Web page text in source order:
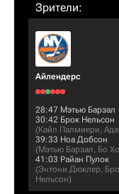
Зрители:
Айлендерс
28:47 Мэтью Барзал
30:42 Брок Нельсон
(Кайл Палмиери,
39:33 Ноа Добсон
(Мэтью Барзал, Бо
41:03 Райан Пулок
(Энтони Дюклер,
Нельсон)